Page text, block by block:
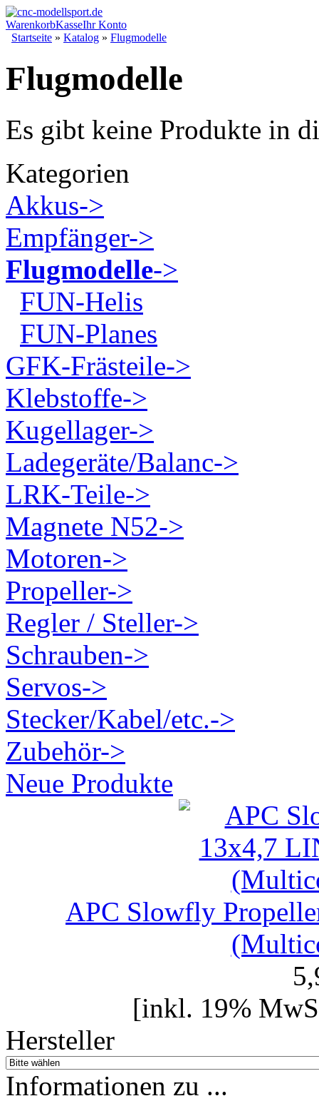
WarenkorbKasseIhr Konto
Startseite » Katalog » Flugmodelle
Flugmodelle
Es gibt keine Produkte in
Kategorien
Akkus->
Empfänger->
Flugmodelle->
FUN-Helis
FUN-Planes
GFK-Frästeile->
Klebstoffe->
Kugellager->
Ladegeräte/Balanc->
LRK-Teile->
Magnete N52->
Motoren->
Propeller->
Regler / Steller->
Schrauben->
Servos->
Stecker/Kabel/etc.->
Zubehör->
Neue Produkte
APC Slowfly
[inkl. 19%
Hersteller
Informationen zu ...